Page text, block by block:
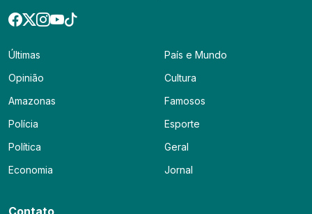
Últimas
Opinião
Amazonas
Polícia
Política
Economia
País e Mundo
Cultura
Famosos
Esporte
Geral
Jornal
Contato